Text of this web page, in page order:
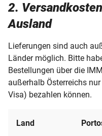
2.
Ausland
Lieferungen sind auch
Länder möglich. Bitte
Bestellungen über die
außerhalb Österreichs
Visa) bezahlen können.
Land